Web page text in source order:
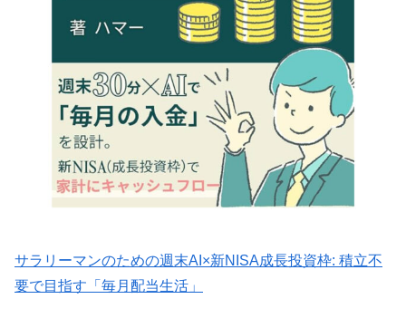
サラリーマンのための週末AI×新NISA成長投資枠: 積立不
要で目指す「毎月配当生活」